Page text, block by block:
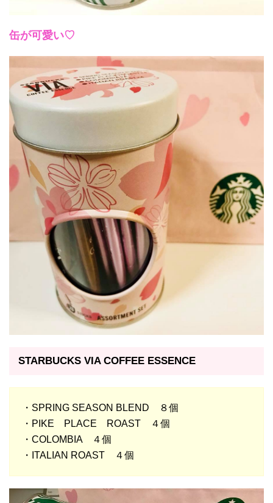
缶が可愛い♡
STARBUCKS VIA COFFEE ESSENCE
・SPRING SEASON BLEND ８個
・PIKE PLACE ROAST ４個
・COLOMBIA ４個
・ITALIAN ROAST ４個